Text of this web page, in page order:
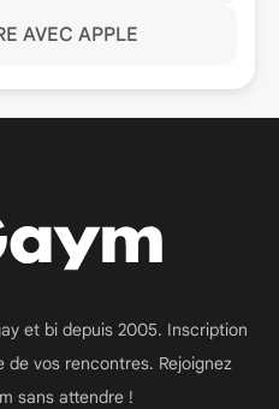
AVEC APPLE
et bi depuis 2005. Inscription
vos rencontres. Rejoignez
sans attendre !